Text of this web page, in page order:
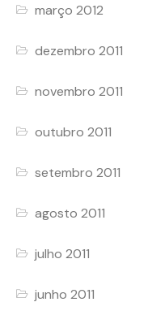
março 2012
dezembro 2011
novembro 2011
outubro 2011
setembro 2011
agosto 2011
julho 2011
junho 2011